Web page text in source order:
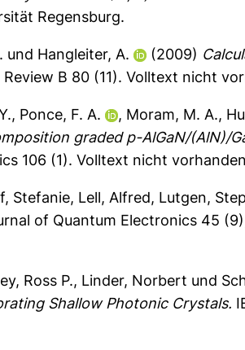
Regensburg.
und Hangleiter, A. (2009)
Review B 80 (11).Volltext nicht
, Ponce, F. A. , Moram, M. A.,
graded p-AlGaN/(AlN)/
106 (1).Volltext nicht
Stefanie, Lell, Alfred, Lutgen,
of Quantum Electronics 45
Ross P., Linder, Norbert und
Shallow Photonic Crystals.